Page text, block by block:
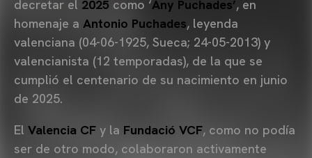
decretar el 2025 como ‘Any Puchades’, en
homenaje a Antonio Puchades, leyenda
valenciana (04-06-1925, Sueca; 24-05-2013) y
valencianista (12 temporadas), de la que se
cumplió el centenario de su nacimiento en junio
de 2025.
El Valencia CF y la Fundació VCF, como no podía
ser de otro modo, colaboraron activamente